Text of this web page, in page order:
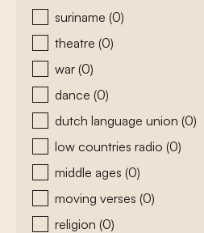
suriname (0)
theatre (0)
war (0)
dance (0)
dutch language union (0)
low countries radio (0)
middle ages (0)
moving verses (0)
religion (0)